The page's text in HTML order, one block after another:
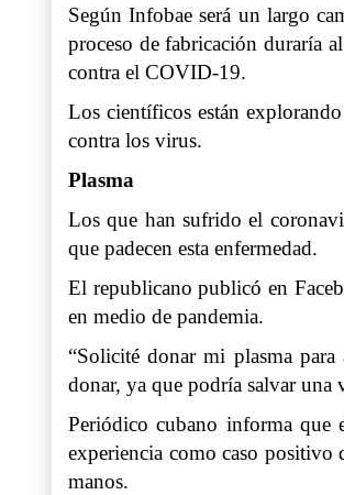
Según Infobae será un largo
proceso de fabricación duraría
contra el COVID-19.
Los científicos están
contra los virus.
Plasma
Los que han sufrido el
que padecen esta enfermedad.
El republicano publicó en
en medio de pandemia.
“Solicité donar mi plasma
donar, ya que podría salvar una
Periódico cubano informa que
experiencia como caso positivo
manos.